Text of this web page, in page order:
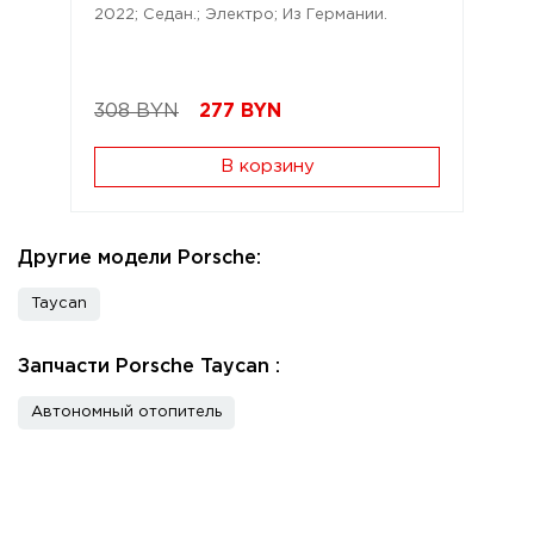
2022; Седан.; Электро; Из Германии.
308 BYN 277 BYN
В корзину
Другие модели Porsche:
Taycan
Запчасти Porsche Taycan :
Автономный отопитель